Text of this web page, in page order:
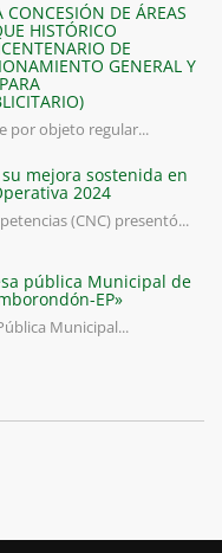
DE ÁREAS
HISTÓRICO
DE
GENERAL Y
por objeto regular...
mejora sostenida en
2024
(CNC) presentó...
pública Municipal de
EP»
Municipal...